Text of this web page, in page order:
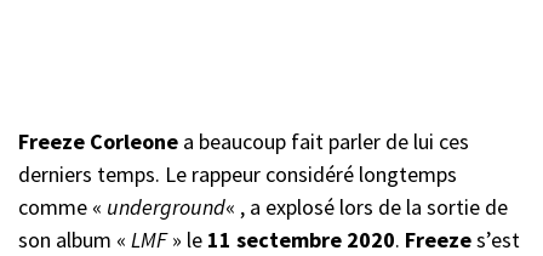
Freeze Corleone a beaucoup fait parler de lui ces
derniers temps. Le rappeur considéré longtemps
comme « underground« , a explosé lors de la sortie de
son album « LMF» le 11 sectembre 2020. Freezes’est